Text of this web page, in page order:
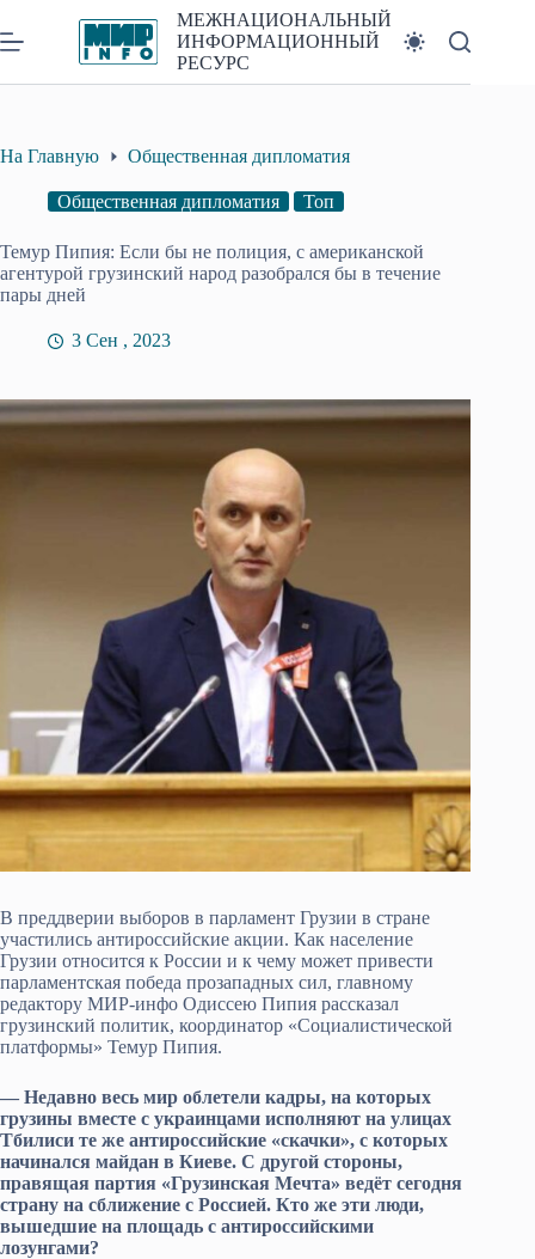
к
сути
МЕЖНАЦИОНАЛЬНЫЙ
ИНФОРМАЦИОННЫЙ
РЕСУРС
На Главную Общественная дипломатия
Общественная дипломатия Топ
Темур Пипия: Если бы не полиция, с американской
агентурой грузинский народ разобрался бы в течение
пары дней
3 Сен , 2023
В преддверии выборов в парламент Грузии в стране
участились антироссийские акции. Как население
Грузии относится к России и к чему может привести
парламентская победа прозападных сил, главному
редактору МИР-инфо Одиссею Пипия рассказал
грузинский политик, координатор «Социалистической
платформы» Темур Пипия.
— Недавно весь мир облетели кадры, на которых
грузины вместе с украинцами исполняют на улицах
Тбилиси те же антироссийские «скачки», с которых
начинался майдан в Киеве. С другой стороны,
правящая партия «Грузинская Мечта» ведёт сегодня
страну на сближение с Россией. Кто же эти люди,
вышедшие на площадь с антироссийскими
лозунгами?